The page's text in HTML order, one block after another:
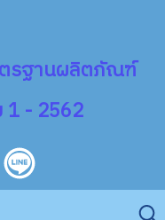
รฐานผลิตภัณฑ์
1 - 2562